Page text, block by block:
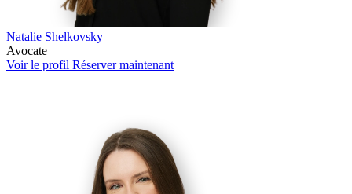
Natalie Shelkovsky
Avocate
Voir le profil Réserver maintenant